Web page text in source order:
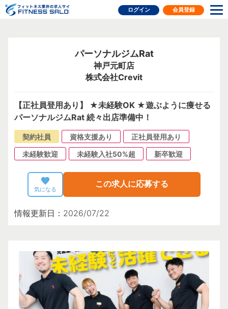
フィットネス業界の求人
ログイン 会員登録
パーソナルジムRat
神戸元町店
株式会社Crevit
【正社員登用あり】 ★未経験OK ★遊ぶように痩せる
パーソナルジムRat 続々出店準備中！
契約社員 資格支援あり
正社員登用あり
未経験歓迎
未経験入社50%超 新卒歓迎
気になる
この求人に応募する
情報更新日：2026/07/22